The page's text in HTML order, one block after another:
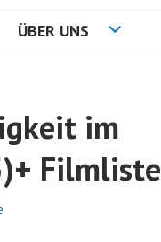
ÜBER UNS
im
Filmliste